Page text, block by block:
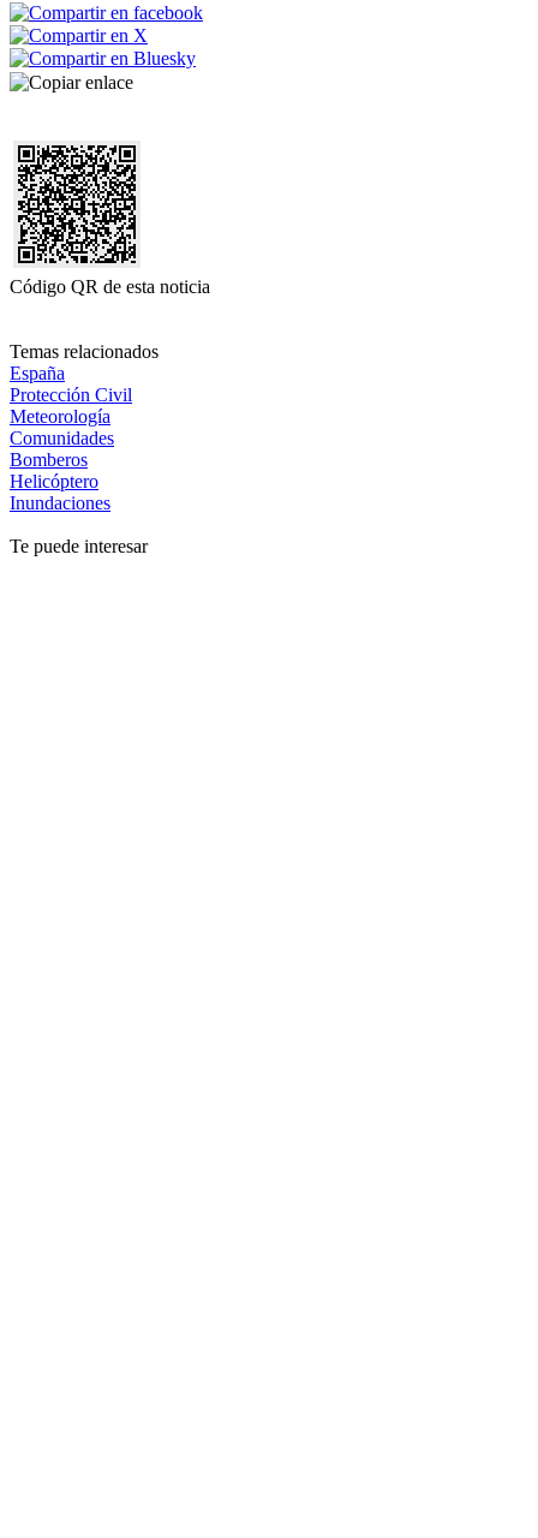
Código QR de esta noticia
Temas relacionados
España
Protección Civil
Meteorología
Comunidades
Bomberos
Helicóptero
Inundaciones
Te puede interesar